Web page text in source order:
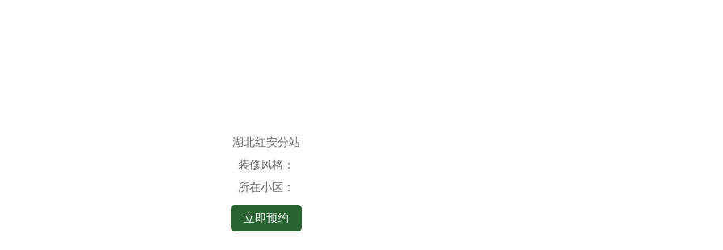
湖北红安分站
装修风格：
所在小区：
立即预约